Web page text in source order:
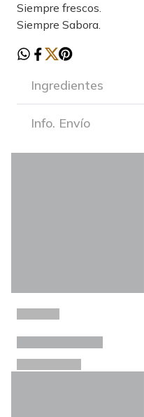
Siempre frescos.
Siempre Sabora.
Ingredientes
Info. Envío